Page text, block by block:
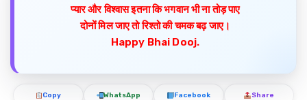
प्यार और विश्वास इतना कि भगवान भी ना तोड़ पाए
दोनों मिल जाए तो रिश्तो की चमक बढ़ जाए।
Happy Bhai Dooj.
Copy WhatsApp Facebook Share